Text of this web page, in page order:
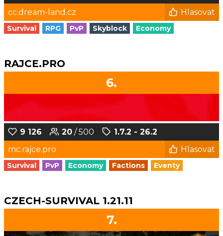
cc.dream-land.cz
Hlasovat
Survival RPG PvP Skyblock Economy
RAJCE.PRO
6.
9 126 20 / 500
1.7.2 - 26.2
mc.rajce.pro
Hlasovat
Survival PvP Economy Factions Eventy
CZECH-SURVIVAL 1.21.11
7.